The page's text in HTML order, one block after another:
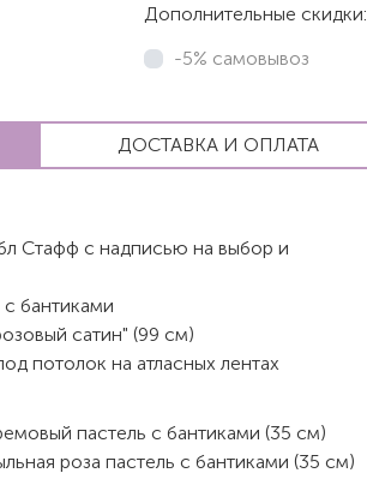
Дополнительные скидки:
-5% самовывоз
ДОСТАВКА И ОПЛАТА
Стафф с надписью на выбор и
бантиками
сатин" (99 см)
потолок на атласных лентах
пастель с бантиками (35 см)
роза пастель с бантиками (35 см)